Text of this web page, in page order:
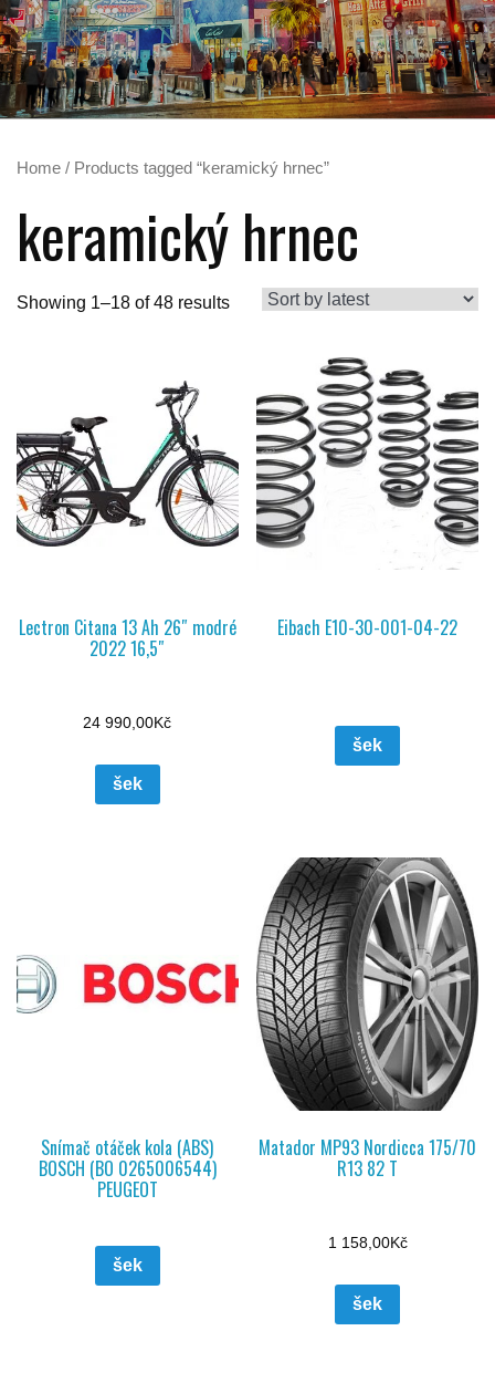
Home / Products tagged “keramický hrnec”
keramický hrnec
Showing 1–18 of 48 results
Lectron Citana 13 Ah 26″ modré
2022 16,5″
24 990,00Kč
šek
Eibach E10-30-001-04-22
šek
Snímač otáček kola (ABS)
BOSCH (BO 0265006544)
PEUGEOT
šek
Matador MP93 Nordicca 175/70
R13 82 T
1 158,00Kč
šek